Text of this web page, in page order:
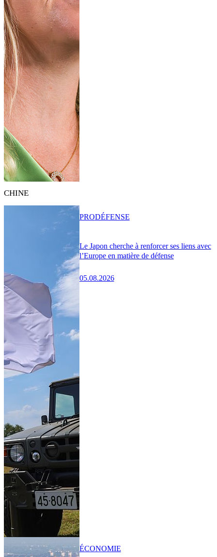
CHINE
Le Japon cherche à renforcer ses liens avec
l’Europe en matière de défense
05.08.2026
PRODÉFENSE
ÉCONOMIE